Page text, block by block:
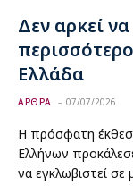
Δεν αρκεί
Ελλάδα
ΑΡΘΡΑ 07/07/2026
Η πρόσφατη
Ελλήνων
να εγκλωβιστεί σε